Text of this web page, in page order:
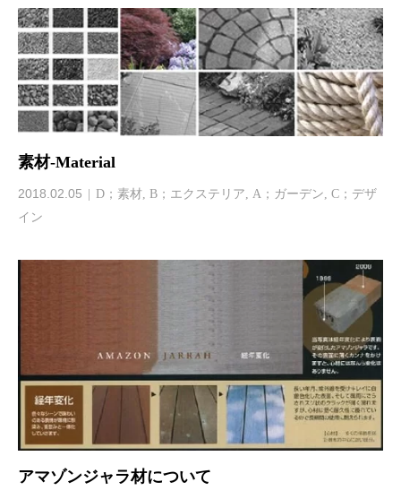
素材-Material
2018.02.05 D；素材 B；エクステリア A；ガーデン C；デザ
イン
アマゾンジャラ材について